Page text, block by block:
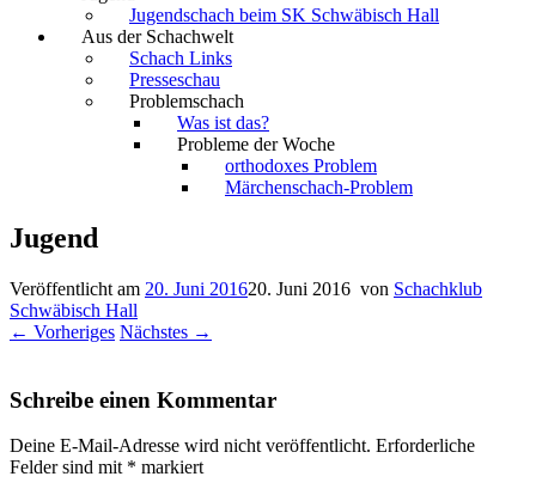
Jugendschach beim SK Schwäbisch Hall
Aus der Schachwelt
Schach Links
Presseschau
Problemschach
Was ist das?
Probleme der Woche
orthodoxes Problem
Märchenschach-Problem
Jugend
Veröffentlicht am 20. Juni 201620. Juni 2016 von Schachklub
Schwäbisch Hall
← Vorheriges Nächstes →
Schreibe einen Kommentar
Deine E-Mail-Adresse wird nicht veröffentlicht. Erforderliche
Felder sind mit * markiert